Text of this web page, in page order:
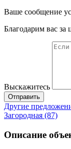
Ваше сообщение
Благодарим вас
Выскажитесь
Отправить
Другие
Загородная (87)
Описание